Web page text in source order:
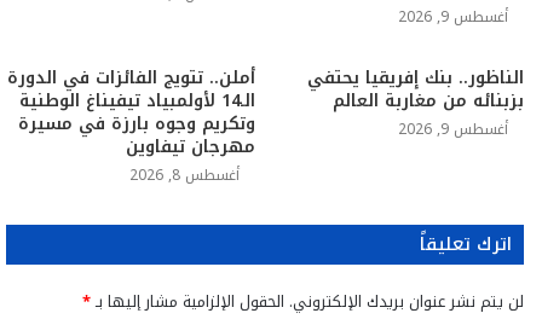
أغسطس 9, 2026
الناظور.. بنك إفريقيا يحتفي
بزبنائه من مغاربة العالم
أغسطس 9, 2026
أملن.. تتويج الفائزات في الدورة
الـ14 لأولمبياد تيفيناغ الوطنية
وتكريم وجوه بارزة في مسيرة
مهرجان تيفاوين
أغسطس 8, 2026
اترك تعليقاً
لن يتم نشر عنوان بريدك الإلكتروني. الحقول الإلزامية مشار إليها بـ*